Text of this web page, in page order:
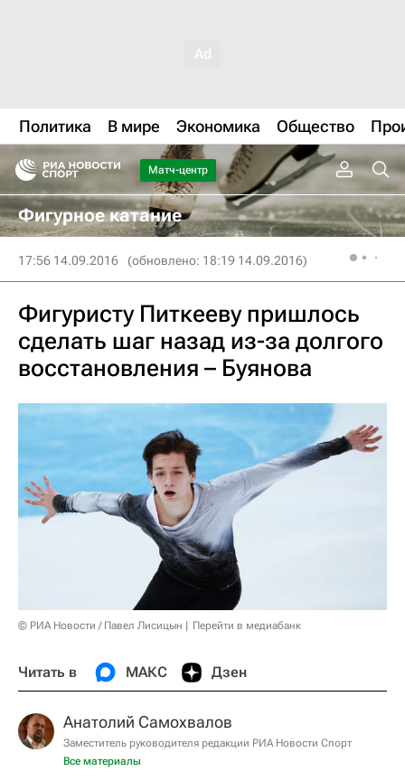
Политика В мире Экономика Общество
Матч-центр
Фигурное катание
17:56 14.09.2016 (обновлено: 18:19 14.09.2016)
Фигуристу Питкееву пришлось
сделать шаг назад из-за долгого
восстановления – Буянова
© РИА Новости / Павел Лисицын Перейти в медиабанк
Читать в МАКС Дзен
Анатолий Самохвалов
Заместитель руководителя редакции РИА Новости Спорт
Все материалы